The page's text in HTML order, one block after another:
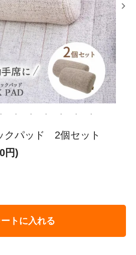
クパッド 2個セット
円)
ートに入れる